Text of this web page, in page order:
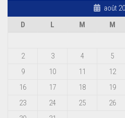
août
D
L M M
2
3 4 5
9
10 11 12
16
17 18 19
23
24 25 26